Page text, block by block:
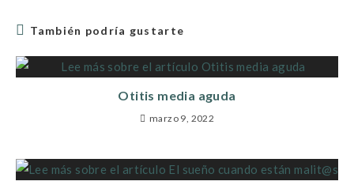
También podría gustarte
Otitis media aguda
marzo 9, 2022